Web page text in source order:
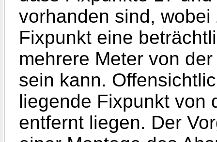
vorhanden sind,
Fixpunkt eine
mehrere Meter von
sein kann.
liegende Fixpunkt von
entfernt liegen. Der